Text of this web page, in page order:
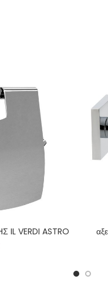
IL VERDI ASTRO